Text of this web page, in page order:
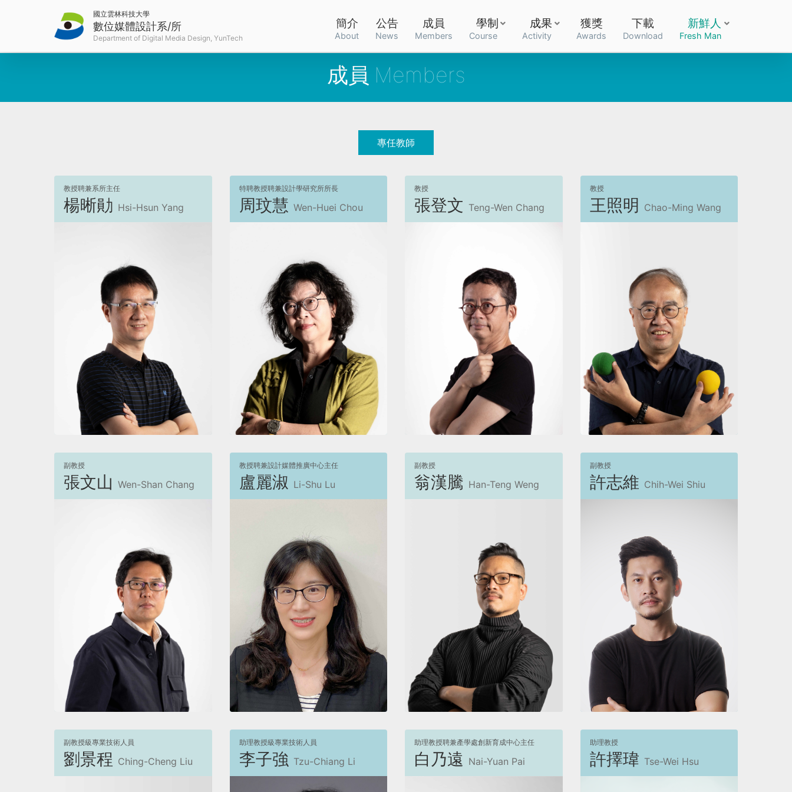
國立雲林科技大學
數位媒體設計系/所 簡介
About
公告
News
成員
Members
學制
Course
成果
Activity
獲獎
Awards
下載
Download
新鮮人
Fresh Man
成員
專任教師
教授聘兼系所主任
楊晰勛 Hsi-Hsun Yang
檢視
特聘教授聘兼設計學研究所所長
周玟慧 Wen-Huei Chou
檢視
教授
張登文 Teng-Wen Chang
檢視
教授
王照明 Chao-Ming Wang
檢視
副教授
張文山 Wen-Shan Chang
檢視
教授聘兼設計媒體推廣中心主任
盧麗淑 Li-Shu Lu
檢視
副教授
翁漢騰 Han-Teng Weng
檢視
副教授
許志維 Chih-Wei Shiu
檢視
副教授級專業技術人員
劉景程 Ching-Cheng Liu
助理教授級專業技術人員
李子強 Tzu-Chiang Li
助理教授聘兼產學處創新育成中心主任
白乃遠 Nai-Yuan Pai
助理教授
許擇瑋 Tse-Wei Hsu